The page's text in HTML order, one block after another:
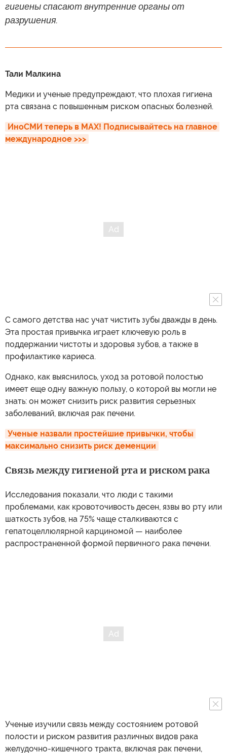
гигиены спасают внутренние органы от
разрушения.
Тали Малкина
Медики и ученые предупреждают, что плохая гигиена
рта связана с повышенным риском опасных болезней.
ИноСМИ теперь в MAX! Подписывайтесь на главное
международное >>>
С самого детства нас учат чистить зубы дважды в день.
Эта простая привычка играет ключевую роль в
поддержании чистоты и здоровья зубов, а также в
профилактике кариеса.
Однако, как выяснилось, уход за ротовой полостью
имеет еще одну важную пользу, о которой вы могли не
знать: он может снизить риск развития серьезных
заболеваний, включая рак печени.
Ученые назвали простейшие привычки, чтобы
максимально снизить риск деменции
Связь между гигиеной рта и риском рака
Исследования показали, что люди с такими
проблемами, как кровоточивость десен, язвы во рту или
шаткость зубов, на 75% чаще сталкиваются с
гепатоцеллюлярной карциномой — наиболее
распространенной формой первичного рака печени.
Ученые изучили связь между состоянием ротовой
полости и риском развития различных видов рака
желудочно-кишечного тракта, включая рак печени,